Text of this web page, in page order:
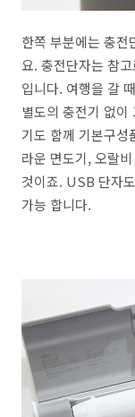
한쪽 부분에는 충
요. 충전단자는 참
입니다. 여행을 갈
별도의 충전기 없이
기도 함께 기본구성
라운 면도기, 오랄
것이죠. USB 단자
가능 합니다.